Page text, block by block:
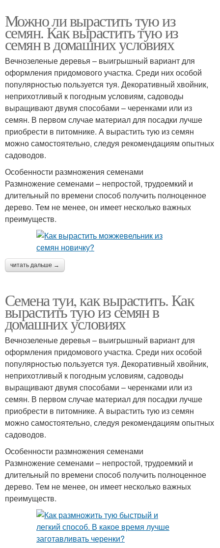
Можно ли вырастить тую из
семян. Как вырастить тую из
семян в домашних условиях
Вечнозеленые деревья – выигрышный вариант для
оформления придомового участка. Среди них особой
популярностью пользуется туя. Декоративный хвойник,
неприхотливый к погодным условиям, садоводы
выращивают двумя способами – черенками или из
семян. В первом случае материал для посадки лучше
приобрести в питомнике. А вырастить тую из семян
можно самостоятельно, следуя рекомендациям опытных
садоводов.
Особенности размножения семенами
Размножение семенами – непростой, трудоемкий и
длительный по времени способ получить полноценное
дерево. Тем не менее, он имеет несколько важных
преимуществ.
читать дальше →
Семена туи, как вырастить. Как
вырастить тую из семян в
домашних условиях
Вечнозеленые деревья – выигрышный вариант для
оформления придомового участка. Среди них особой
популярностью пользуется туя. Декоративный хвойник,
неприхотливый к погодным условиям, садоводы
выращивают двумя способами – черенками или из
семян. В первом случае материал для посадки лучше
приобрести в питомнике. А вырастить тую из семян
можно самостоятельно, следуя рекомендациям опытных
садоводов.
Особенности размножения семенами
Размножение семенами – непростой, трудоемкий и
длительный по времени способ получить полноценное
дерево. Тем не менее, он имеет несколько важных
преимуществ.